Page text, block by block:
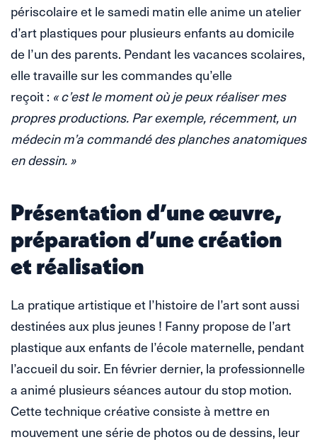
périscolaire et le samedi matin elle anime un atelier
d’art plastiques pour plusieurs enfants au domicile
de l’un des parents. Pendant les vacances scolaires,
elle travaille sur les commandes qu’elle
reçoit : « c’est le moment où je peux réaliser mes
propres productions. Par exemple, récemment, un
médecin m’a commandé des planches anatomiques
en dessin. »
Présentation d’une œuvre,
préparation d’une création
et réalisation
La pratique artistique et l’histoire de l’art sont aussi
destinées aux plus jeunes ! Fanny propose de l’art
plastique aux enfants de l’école maternelle, pendant
l’accueil du soir. En février dernier, la professionnelle
a animé plusieurs séances autour du stop motion.
Cette technique créative consiste à mettre en
mouvement une série de photos ou de dessins, leur